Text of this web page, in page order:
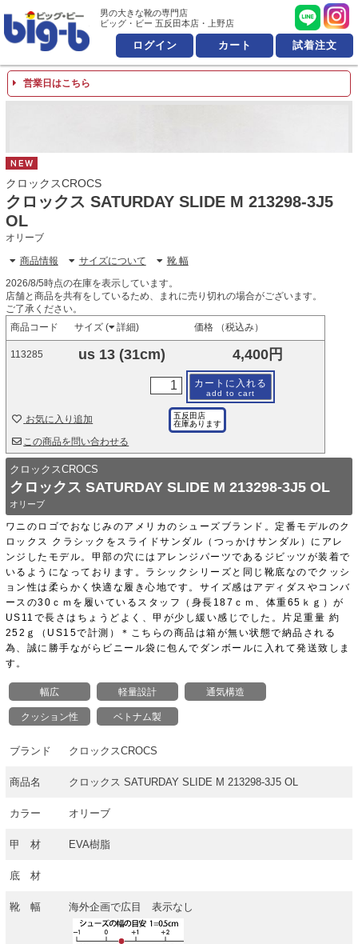
男の大きな靴の専門店 ビッ
男の大きな靴の専門店
ビッグ・ビー 五反田本店・上野店
ログイン カート 試着注文
営業日はこちら
クロックスCROCS
クロックス SATURDAY SLIDE M 213298-3J5
OL
オリーブ
商品情報 サイズについて 靴 幅
ワニのロゴでおなじみのアメリカのシューズブランド。定番モデルのク
ロックス クラシックをスライドサンダル（つっかけサンダル）にアレ
ンジしたモデル。甲部の穴にはアレンジパーツであるジビッツが装着で
いるようになっております。ラシックシリーズと同じ靴底なのでクッシ
ョン性は柔らかく快適な履き心地です。サイズ感はアディダスやコンバ
ースの30ｃｍを履いているスタッフ（身長187ｃｍ、体重65ｋｇ）が
US11で長さはちょうどよく、甲が少し緩い感じでした。片足重量 約
252ｇ（US15で計測）＊こちらの商品は箱が無い状態で納品される
為、誠に勝手ながらビニール袋に包んでダンボールに入れて発送致しま
す。
幅広 軽量設計 通気構造
クッション性 ベトナム製
ブランド クロックスCROCS
商品名 クロックス SATURDAY SLIDE M 213298-3J5 OL
カラー オリーブ
甲 材 EVA樹脂
底 材
靴 幅 海外企画で広目 表示なし
クロックスCROCS
クロックス SATURDAY SLIDE M 213298-3J5 OL
オリーブ
2026/8/5時点の在庫を表示しています。
店舗と商品を共有をしているため、まれに売り切れの場合がございます。
ご了承ください。
商品コード
サイズ ( 詳細) 価格 （税込み）
113285 us 13 (31cm) 4,400円
カートに入れる
add to cart
五反田店
在庫あります
お気に入り追加
この商品を問い合わせる